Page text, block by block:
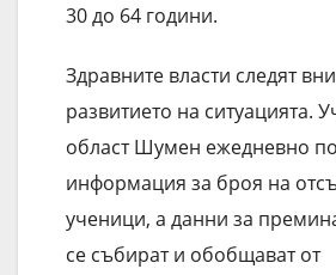
30 до 64 години.
Здравните власти следят
развитието на ситуацията.
област Шумен ежедневно
информация за броя на
ученици, а данни за
се събират и обобщават от